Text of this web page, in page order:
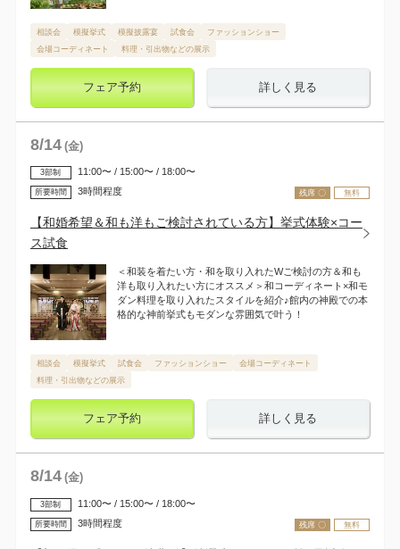
相談会 模擬挙式 模擬披露宴 試食会
ファッションショー
会場コーディネート
料理・引出物などの展示
フェア予約 詳しく見る
8/14 (金)
残席 〇 無料
3部制 11:00〜 / 15:00〜 / 18:00〜
所要時間 3時間程度
【和婚希望＆和も洋もご検討されている方】挙式体験×コー
ス試食
＜和装を着たい方・和を取り入れたWご検討の方＆和も
洋も取り入れたい方にオススメ＞和コーディネート×和モ
ダン料理を取り入れたスタイルを紹介♪館内の神殿での本
格的な神前挙式もモダンな雰囲気で叶う！
相談会 模擬挙式 試食会 ファッションショー
会場コーディネート
料理・引出物などの展示
フェア予約 詳しく見る
8/14 (金)
残席 〇 無料
3部制 11:00〜 / 15:00〜 / 18:00〜
所要時間 3時間程度